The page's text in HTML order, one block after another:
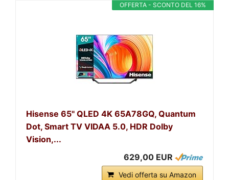
OFFERTA - SCONTO DEL 16%
Hisense 65" QLED 4K 65A78GQ, Quantum
Dot, Smart TV VIDAA 5.0, HDR Dolby
Vision,...
629,00 EUR
Vedi offerta su Amazon